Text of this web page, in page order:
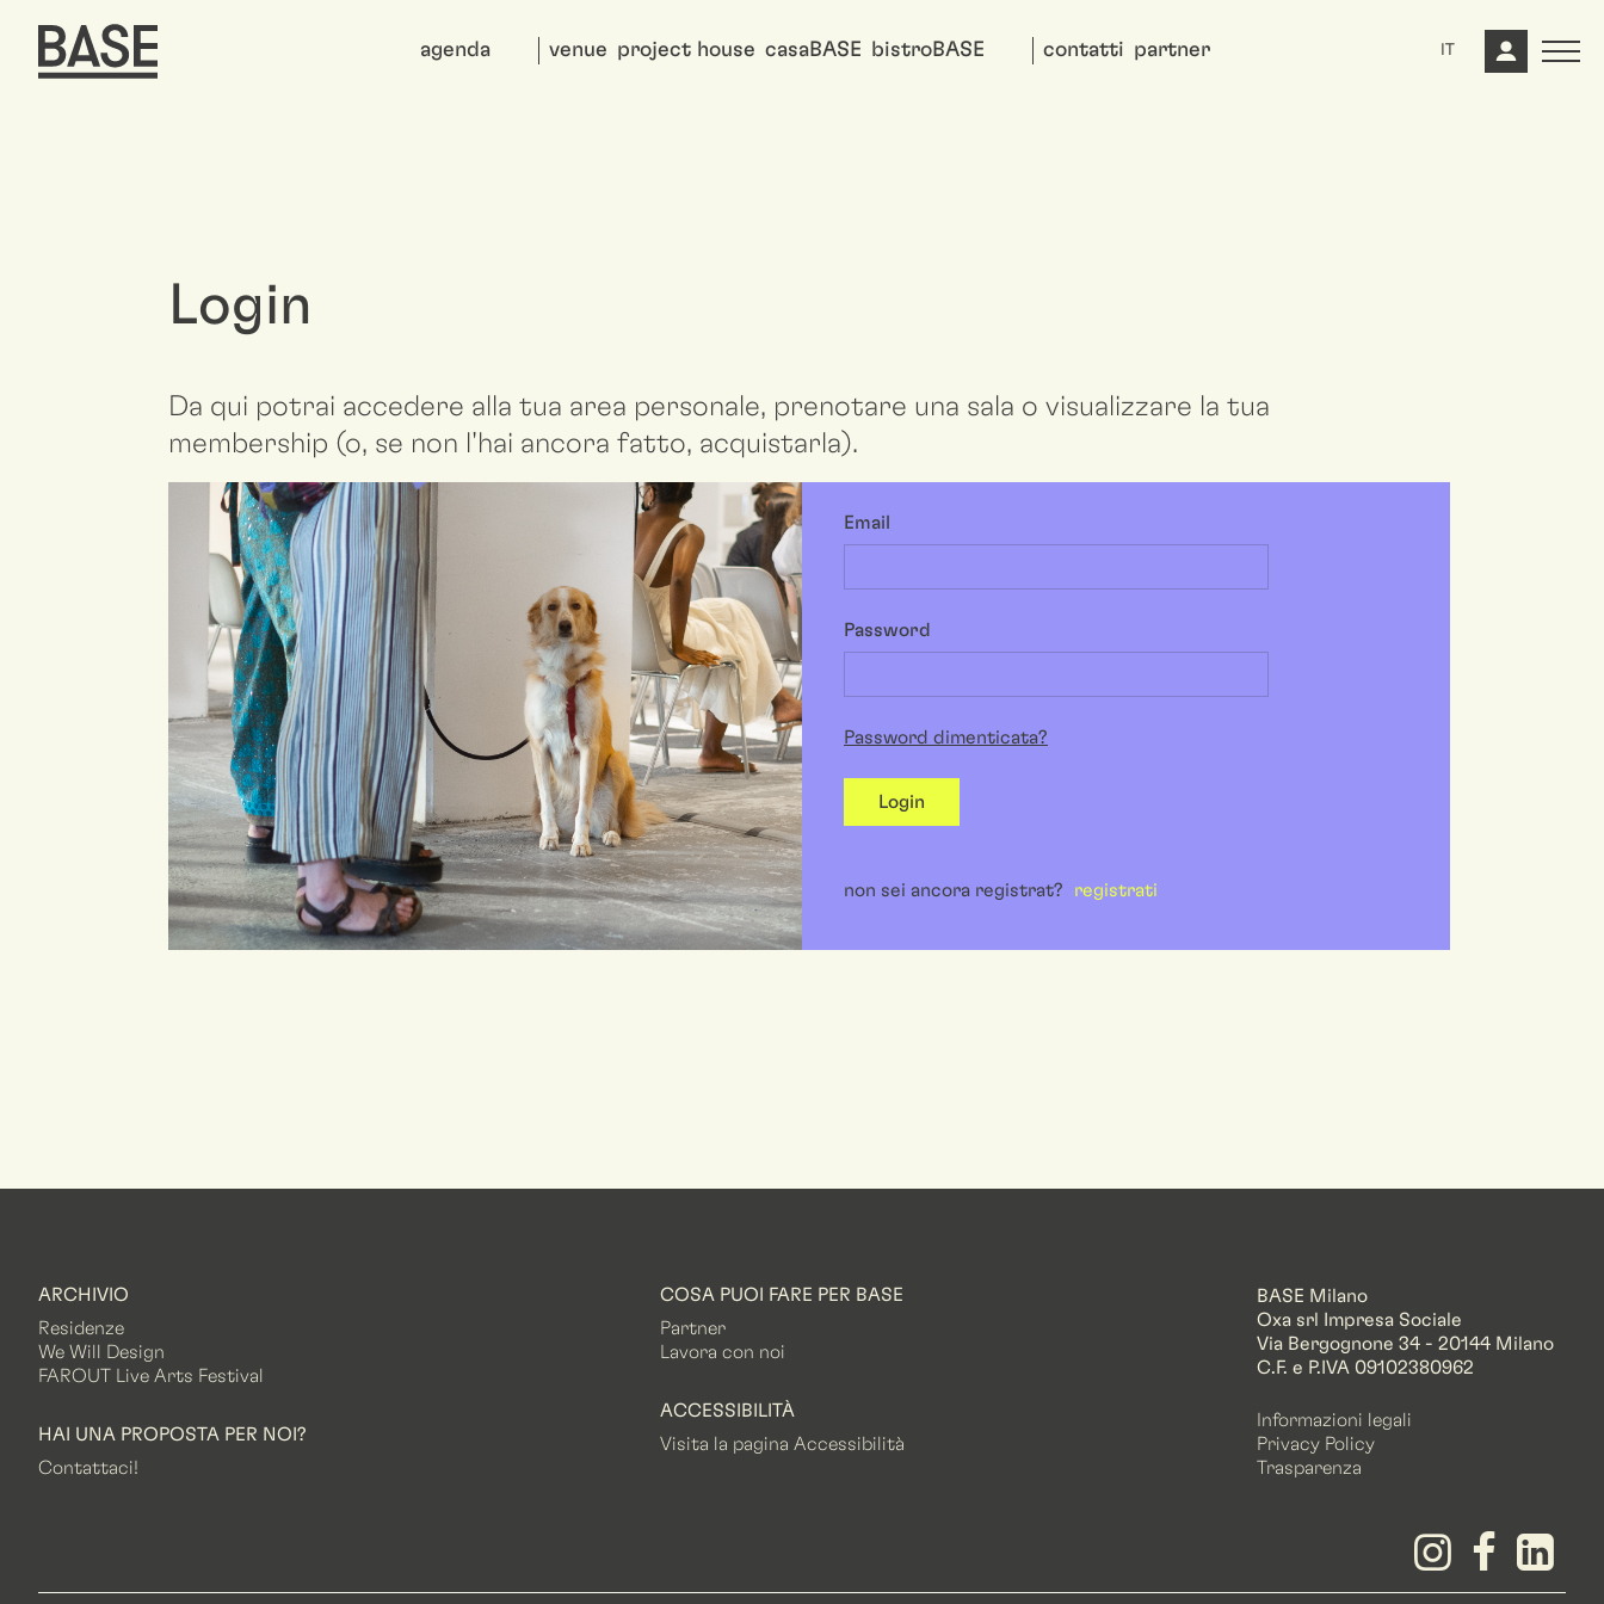
agenda venue project house casaBASE bistroBASE contatti partner IT
Login
Da qui potrai accedere alla tua area personale, prenotare una sala o visualizzare la tua
membership (o, se non l'hai ancora fatto, acquistarla).
Email
Password
Password dimenticata?
Login
non sei ancora registrat? registrati
ARCHIVIO
Residenze
We Will Design
FAROUT Live Arts Festival
HAI UNA PROPOSTA PER NOI?
Contattaci!
COSA PUOI FARE PER BASE
Partner
Lavora con noi
ACCESSIBILITÀ
Visita la pagina Accessibilità
BASE Milano
Oxa srl Impresa Sociale
Via Bergognone 34 - 20144 Milano
C.F. e P.IVA 09102380962
Informazioni legali
Privacy Policy
Trasparenza